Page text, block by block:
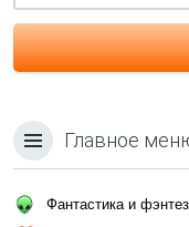
Главное
Фантастика и